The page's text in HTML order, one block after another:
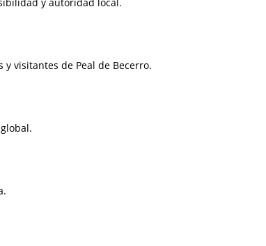
visitantes de Peal de Becerro.